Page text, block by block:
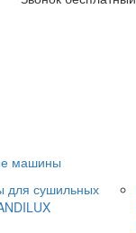
машины
для сушильных